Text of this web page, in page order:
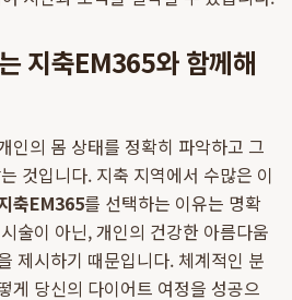
지축EM365와 함께해
인의 몸 상태를 정확히 파악하고 그
것입니다. 지축 지역에서 수많은 이
축EM365를 선택하는 이유는 명확
술이 아닌, 개인의 건강한 아름다움
제시하기 때문입니다. 체계적인 분
게 당신의 다이어트 여정을 성공으